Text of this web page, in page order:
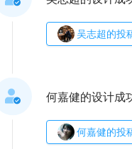
吴志超的投
何嘉健的设计成
何嘉健的投